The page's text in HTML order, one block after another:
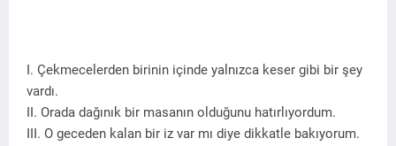
I. Çekmecelerden birinin içinde yalnızca keser gibi bir şey
vardı.
II. Orada dağınık bir masanın olduğunu hatırlıyordum.
III. O geceden kalan bir iz var mı diye dikkatle bakıyorum.